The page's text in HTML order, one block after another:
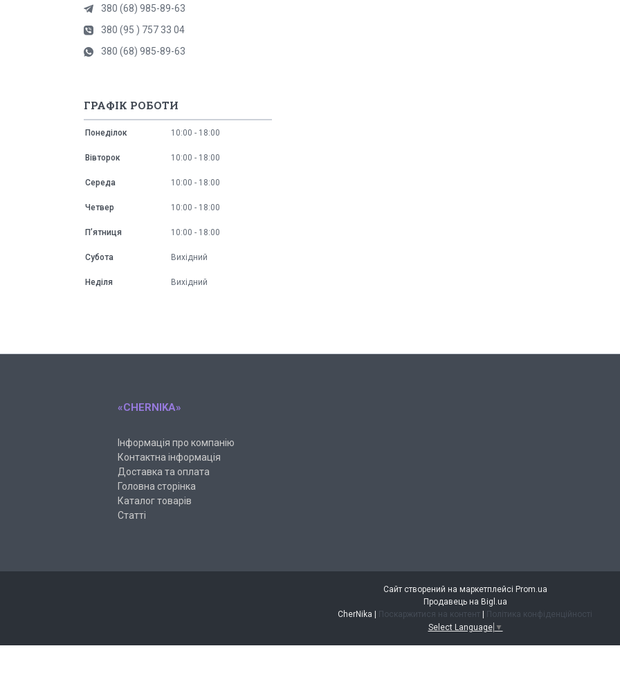
380 (68) 985-89-63
380 (95 ) 757 33 04
380 (68) 985-89-63
ГРАФІК РОБОТИ
Понеділок 10:00 18:00
Вівторок 10:00 18:00
Середа 10:00 18:00
Четвер 10:00 18:00
Пʼятниця 10:00 18:00
Субота Вихідний
Неділя Вихідний
«CHERNIKA»
Інформація про компанію
Контактна інформація
Доставка та оплата
Головна сторінка
Каталог товарів
Статті
Сайт створений на маркетплейсі Prom.ua
Продавець на Bigl.ua
Поскаржитися на контент
Політика конфіденційності
Select Language ▼